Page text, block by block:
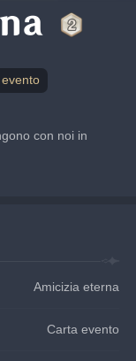
con noi in
Amicizia eterna
Carta evento